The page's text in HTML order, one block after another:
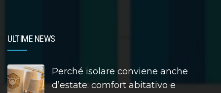
ULTIME NEWS
Perché isolare conviene anche
d’estate: comfort abitativo e